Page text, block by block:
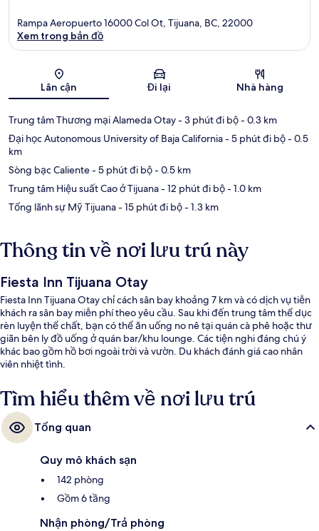
Bản đồ
Rampa Aeropuerto 16000 Col Ot, Tijuana, BC, 22000
Xem trong bản đồ
Lân cận Đi lại Nhà hàng
Trung tâm Thương mại Alameda Otay- 3 phút đi bộ- 0.3 km
Đại học Autonomous University of Baja California- 5 phút đi bộ- 0.5
km
Sòng bạc Caliente- 5 phút đi bộ- 0.5 km
Trung tâm Hiệu suất Cao ở Tijuana- 12 phút đi bộ- 1.0 km
Tổng lãnh sự Mỹ Tijuana- 15 phút đi bộ- 1.3 km
Thông tin về nơi lưu trú này
Fiesta Inn Tijuana Otay
Fiesta Inn Tijuana Otay chỉ cách sân bay khoảng 7 km và có dịch vụ tiễn
khách ra sân bay miễn phí theo yêu cầu. Sau khi đến trung tâm thể dục
rèn luyện thể chất, bạn có thể ăn uống no nê tại quán cà phê hoặc thư
giãn bên ly đồ uống ở quán bar/khu lounge. Các tiện nghi đáng chú ý
khác bao gồm hồ bơi ngoài trời và vườn. Du khách đánh giá cao nhân
viên nhiệt tình.
Tìm hiểu thêm về nơi lưu trú
Tổng quan
Quy mô khách sạn
142 phòng
Gồm 6 tầng
Nhận phòng/Trả phòng